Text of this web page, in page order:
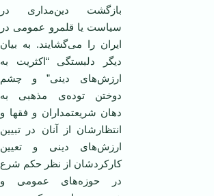
بازگشت دین‌مداری در
سیاست یا قلمرو عمومی در
ایران را می‌گشایند. به بیان
دیگر دلبستگی “اکثریت به
ارزش‌های دینی” و چشم
دوختن توده‌ی مذهبی به
دهان شریعتمداران و فقها و
انتظارشان از آنان در تبیین
ارزش‌های دینی و تعیین
کارکردشان از نظر حکم شرع
در حوزه‌های عمومی و